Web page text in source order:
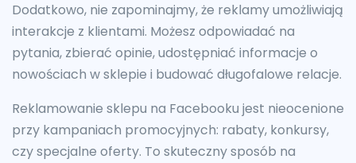
Dodatkowo, nie zapominajmy, że reklamy umożliwiają
interakcje z klientami. Możesz odpowiadać na
pytania, zbierać opinie, udostępniać informacje o
nowościach w sklepie i budować długofalowe relacje.
Reklamowanie sklepu na Facebooku jest nieocenione
przy kampaniach promocyjnych: rabaty, konkursy,
czy specjalne oferty. To skuteczny sposób na